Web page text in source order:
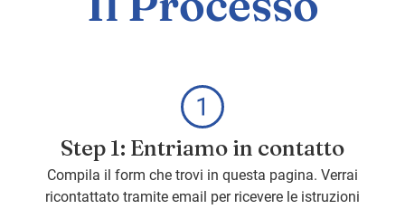
Step 1: Entriamo in contatto
Compila il form che trovi in questa pagina. Verrai
ricontattato tramite email per ricevere le istruzioni